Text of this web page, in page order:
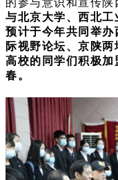
的参与意识和宣传陕
与北京大学、西北工
预计于今年共同举办
际视野论坛、京陕
高校的同学们积极
春。